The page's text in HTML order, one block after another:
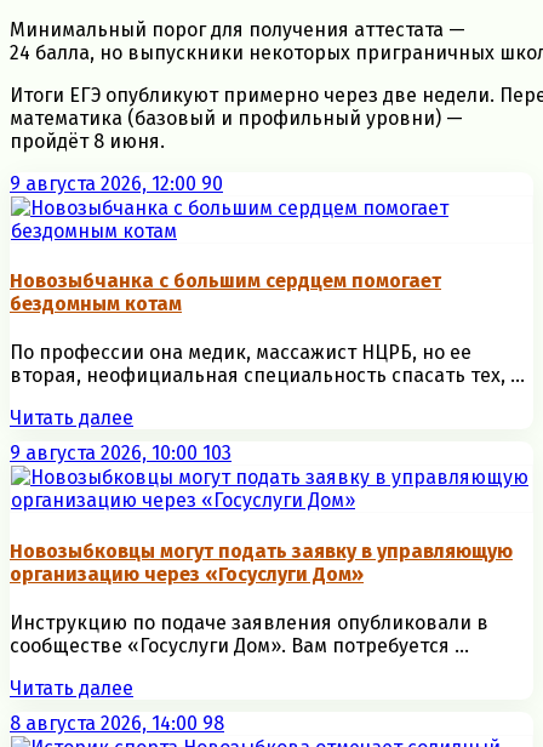
Минимальный порог для получения аттестата —
24 балла, но выпускники некоторых приграничных
Итоги ЕГЭ опубликуют примерно через две недели.
математика (базовый и профильный уровни) —
пройдёт 8 июня.
9 августа 2026, 12:00 90
Новозыбчанка с большим сердцем помогает
бездомным котам
По профессии она медик, массажист НЦРБ, но ее
вторая, неофициальная специальность спасать тех, ...
Читать далее
9 августа 2026, 10:00 103
Новозыбковцы могут подать заявку в управляющую
организацию через «Госуслуги Дом»
Инструкцию по подаче заявления опубликовали в
сообществе «Госуслуги Дом». Вам потребуется ...
Читать далее
8 августа 2026, 14:00 98